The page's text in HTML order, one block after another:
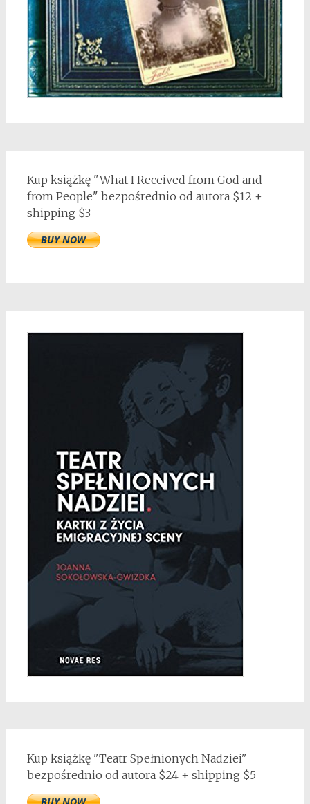
Kup książkę "What I Received from God and
from People" bezpośrednio od autora $12 +
shipping $3
Kup książkę "Teatr Spełnionych Nadziei"
bezpośrednio od autora $24 + shipping $5